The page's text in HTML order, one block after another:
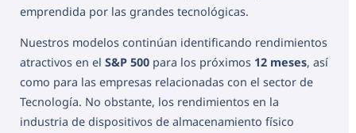
emprendida por las grandes tecnológicas.
Nuestros modelos continúan identificando rendimientos
atractivos en el S&P 500 para los próximos 12 meses, así
como para las empresas relacionadas con el sector de
Tecnología. No obstante, los rendimientos en la
industria de dispositivos de almacenamiento físico